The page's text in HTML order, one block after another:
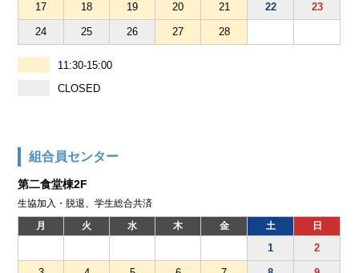
17 18 19 20 21 22 23
24 25 26 27 28
11:30-15:00
CLOSED
組合員センター
第二食堂棟2F
生協加入・脱退、学生総合共済
月 火 水 木 金 土 日
1 2